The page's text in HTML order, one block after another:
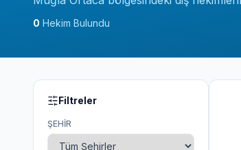
0 Hekim Bulundu
Filtreler
ŞEHIR